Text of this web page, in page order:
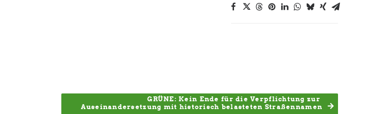
GRÜNE: Kein Ende für die Verpflichtung zur
Auseinandersetzung mit historisch belasteten Straßennamen